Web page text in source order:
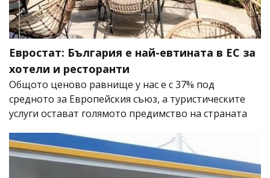
Евростат: България е най-евтината в ЕС за
хотели и ресторанти
Общото ценово равнище у нас е с 37% под
средното за Европейския съюз, а туристическите
услуги остават голямото предимство на страната